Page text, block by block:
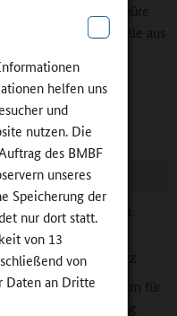
helfen uns
und
nutzen. Die
des BMBF
unseres
Speicherung der
nur dort statt.
von 13
von
Daten an Dritte
Die Broschüre
und Praxisbeispiele aus
in Schule und
Ganztägig bilden.
Eine
Forschungsbilanz
Das Bundesministerium für
Bildung und Forschung